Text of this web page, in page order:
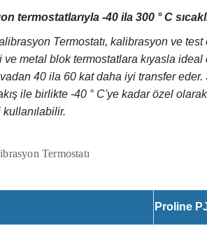
termostatlarıyla -40 ila 300 ° C
Termostatı, kalibrasyon ve test
ve metal blok termostatlara kıyasla ideal
40 ila 60 kat daha iyi transfer
ile birlikte -40 ° C'ye kadar özel
Termostatı
Proline